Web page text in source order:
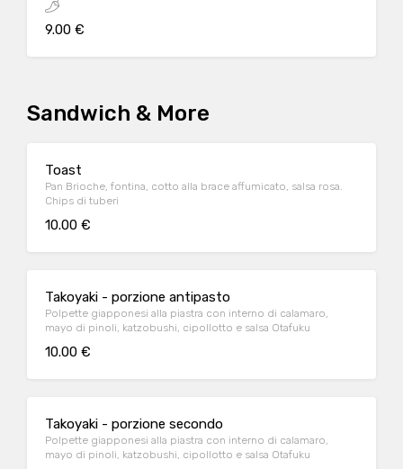
9.00 €
Sandwich & More
Toast
Pan Brioche, fontina, cotto alla brace affumicato, salsa rosa.
Chips di tuberi
10.00 €
Takoyaki - porzione antipasto
Polpette giapponesi alla piastra con interno di calamaro,
mayo di pinoli, katzobushi, cipollotto e salsa Otafuku
10.00 €
Takoyaki - porzione secondo
Polpette giapponesi alla piastra con interno di calamaro,
mayo di pinoli, katzobushi, cipollotto e salsa Otafuku